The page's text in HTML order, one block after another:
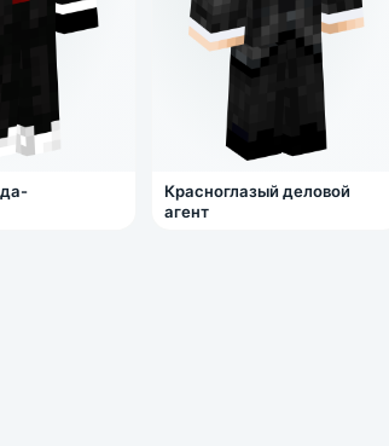
Красноглазый деловой
агент